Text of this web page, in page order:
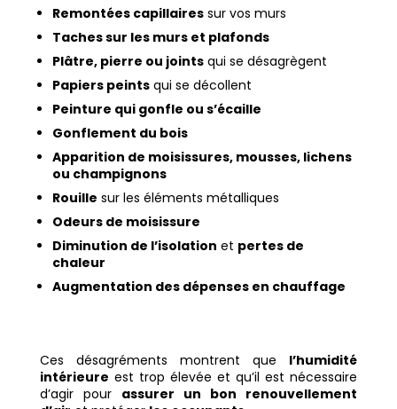
Remontées capillairessur vos murs
Taches sur les murs et plafonds
Plâtre, pierre ou jointsqui se désagrègent
Papiers peintsqui se décollent
Peinture qui gonfle ou s’écaille
Gonflement du bois
Apparition de moisissures, mousses, lichens
ou champignons
Rouille sur les éléments métalliques
Odeurs de moisissure
Diminution de l’isolation et pertes de
chaleur
Augmentation des dépenses en chauffage
Ces désagréments montrent que l’humidité
intérieure est trop élevée et qu’il est nécessaire
d’agir pour assurer un bon renouvellement